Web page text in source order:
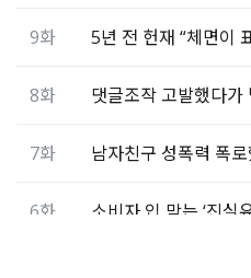
9화
8화
7화
6화